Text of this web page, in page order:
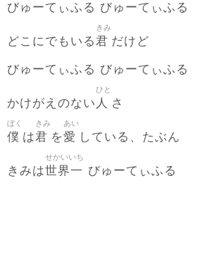
びゅーてぃふる びゅーてぃふる
どこにでもいる君
きみ
だけど
びゅーてぃふる びゅーてぃふる
かけがえのない 人
ひと
さ
僕
ぼく
は君
きみ
を愛
あい
している、たぶん
きみは世界一
せかいいち
びゅーてぃふる